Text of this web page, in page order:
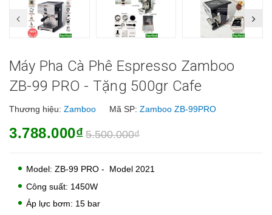
Máy Pha Cà Phê Espresso Zamboo
ZB-99 PRO - Tặng 500gr Cafe
Thương hiệu: Zamboo Mã SP: Zamboo ZB-99PRO
3.788.000₫ 5.500.000₫
Model: ZB-99 PRO - Model 2021
Công suất: 1450W
Áp lực bơm: 15 bar